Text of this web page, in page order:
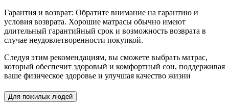
Гарантия и возврат: Обратите внимание на гарантию и
условия возврата. Хорошие матрасы обычно имеют
длительный гарантийный срок и возможность возврата в
случае неудовлетворенности покупкой.
Следуя этим рекомендациям, вы сможете выбрать матрас,
который обеспечит здоровый и комфортный сон, поддерживая
ваше физическое здоровье и улучшая качество жизни
Для пожилых людей